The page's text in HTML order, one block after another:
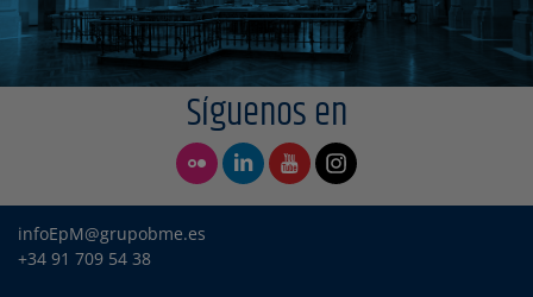
Síguenos en
infoEpM@grupobme.es
+34 91 709 54 38